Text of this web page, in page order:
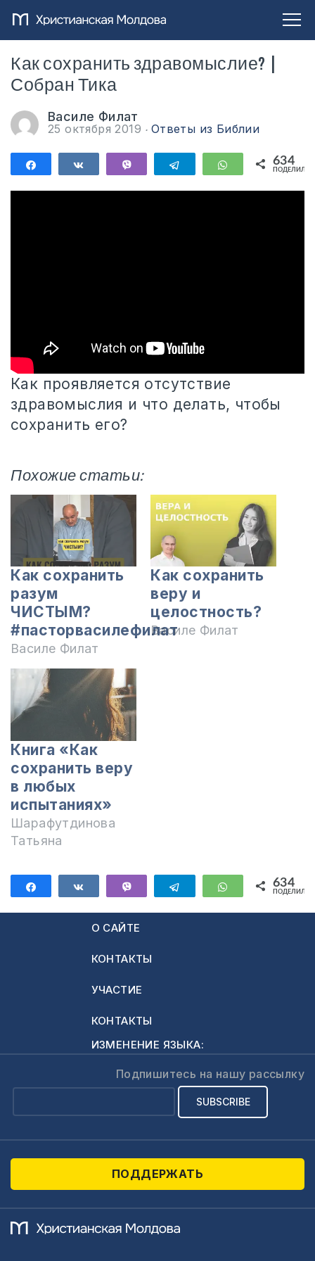
Как сохранить здравомыслие? |
Собран Тика
Василе Филат
25 октября 2019 Ответы из Библии
ПоделитьсяПоделиться Telegram WhatsApp
634
Как проявляется отсутствие
здравомыслия и что делать, чтобы
сохранить его?
Похожие статьи:
Как сохранить
разум
ЧИСТЫМ?
#пасторвасилефилат
Василе Филат
Как сохранить
веру и
целостность?
Василе Филат
Книга «Как
сохранить веру
в любых
испытаниях»
Шарафутдинова
Татьяна
ПоделитьсяПоделиться Telegram WhatsApp
634
О САЙТЕ
КОНТАКТЫ
УЧАСТИЕ
КОНТАКТЫ
ИЗМЕНЕНИЕ ЯЗЫКА:
Подпишитесь на нашу рассылку
ПОДДЕРЖАТЬ